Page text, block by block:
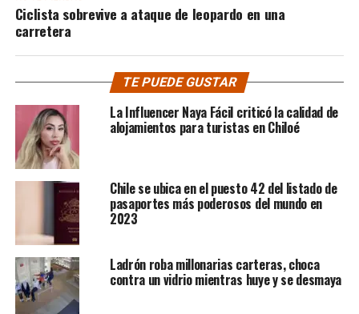
Ciclista sobrevive a ataque de leopardo en una
carretera
TE PUEDE GUSTAR
La Influencer Naya Fácil criticó la calidad de
alojamientos para turistas en Chiloé
Chile se ubica en el puesto 42 del listado de
pasaportes más poderosos del mundo en
2023
Ladrón roba millonarias carteras, choca
contra un vidrio mientras huye y se desmaya